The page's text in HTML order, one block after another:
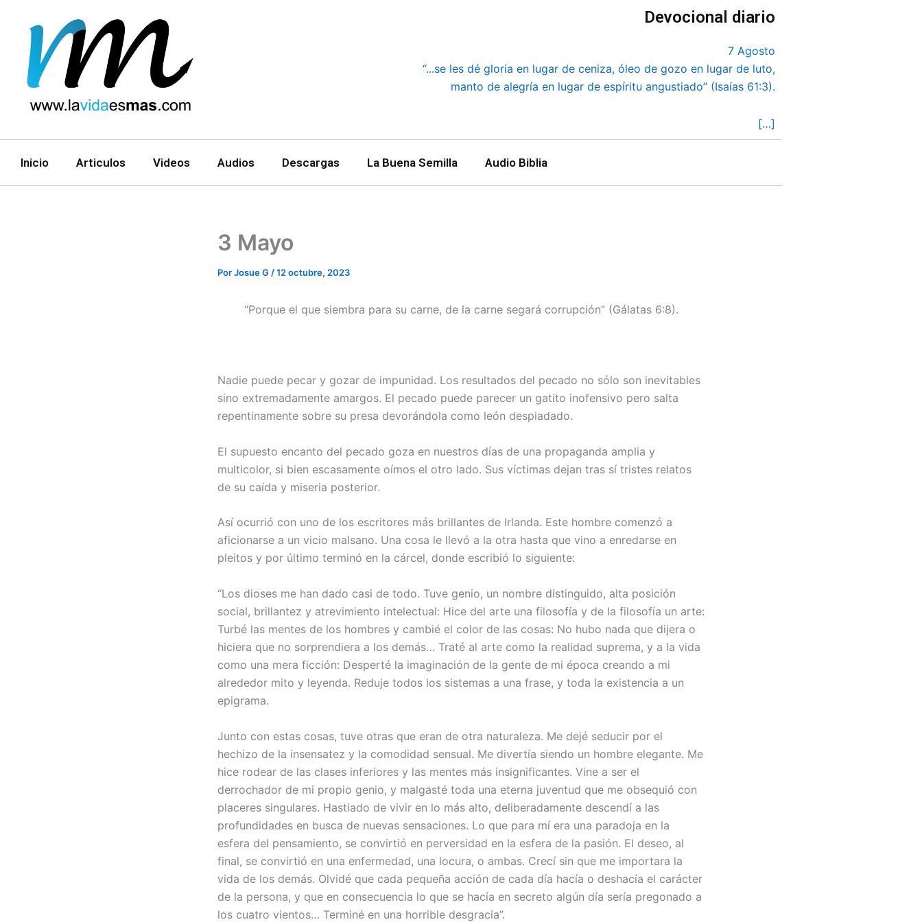
contenido
Devocional diario
7 Agosto
“...se les dé gloria en lugar de ceniza, óleo de gozo en lugar de luto,
manto de alegría en lugar de espíritu angustiado” (Isaías 61:3).
[…]
Inicio Articulos Videos Audios Descargas La Buena Semilla Audio Biblia
3 Mayo
PorJosue G /12 octubre, 2023
“Porque el que siembra para su carne, de la carne segará corrupción” (Gálatas 6:8).
Nadie puede pecar y gozar de impunidad. Los resultados del pecado no sólo son inevitables
sino extremadamente amargos. El pecado puede parecer un gatito inofensivo pero salta
repentinamente sobre su presa devorándola como león despiadado.
El supuesto encanto del pecado goza en nuestros días de una propaganda amplia y
multicolor, si bien escasamente oímos el otro lado. Sus víctimas dejan tras sí tristes relatos
de su caída y miseria posterior.
Así ocurrió con uno de los escritores más brillantes de Irlanda. Este hombre comenzó a
aficionarse a un vicio malsano. Una cosa le llevó a la otra hasta que vino a enredarse en
pleitos y por último terminó en la cárcel, donde escribió lo siguiente:
“Los dioses me han dado casi de todo. Tuve genio, un nombre distinguido, alta posición
social, brillantez y atrevimiento intelectual: Hice del arte una filosofía y de la filosofía un arte:
Turbé las mentes de los hombres y cambié el color de las cosas: No hubo nada que dijera o
hiciera que no sorprendiera a los demás… Traté al arte como la realidad suprema, y a la vida
como una mera ficción: Desperté la imaginación de la gente de mi época creando a mi
alrededor mito y leyenda. Reduje todos los sistemas a una frase, y toda la existencia a un
epigrama.
Junto con estas cosas, tuve otras que eran de otra naturaleza. Me dejé seducir por el
hechizo de la insensatez y la comodidad sensual. Me divertía siendo un hombre elegante. Me
hice rodear de las clases inferiores y las mentes más insignificantes. Vine a ser el
derrochador de mi propio genio, y malgasté toda una eterna juventud que me obsequió con
placeres singulares. Hastiado de vivir en lo más alto, deliberadamente descendí a las
profundidades en busca de nuevas sensaciones. Lo que para mí era una paradoja en la
esfera del pensamiento, se convirtió en perversidad en la esfera de la pasión. El deseo, al
final, se convirtió en una enfermedad, una locura, o ambas. Crecí sin que me importara la
vida de los demás. Olvidé que cada pequeña acción de cada día hacía o deshacía el carácter
de la persona, y que en consecuencia lo que se hacía en secreto algún día sería pregonado a
los cuatro vientos… Terminé en una horrible desgracia”.